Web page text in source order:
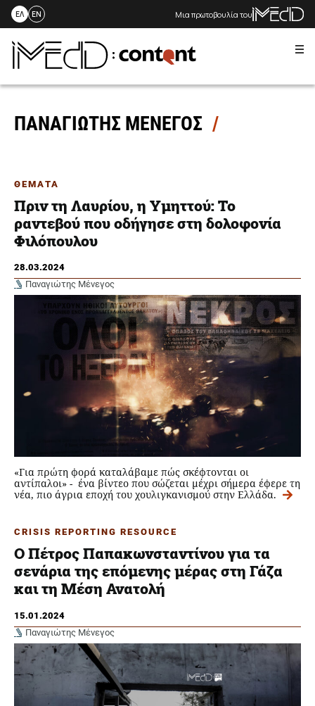
Skip
content
ΕΛ EN Μια πρωτοβουλία του
ΠΑΝΑΓΙΩΤΗΣ ΜΕΝΕΓΟΣ
ΘΕΜΑΤΑ
Πριν τη Λαυρίου, η Υμηττού: Το
ραντεβού που οδήγησε στη δολοφονία
Φιλόπουλου
28.03.2024
Παναγιώτης Μένεγος
«Για πρώτη φορά καταλάβαμε πώς σκέφτονται οι
αντίπαλοι» - ένα βίντεο που σώζεται μέχρι σήμερα έφερε τη
νέα, πιο άγρια εποχή του χουλιγκανισμού στην Ελλάδα.
CRISIS REPORTING RESOURCE
Ο Πέτρος Παπακωνσταντίνου για τα
σενάρια της επόμενης μέρας στη Γάζα
και τη Μέση Ανατολή
15.01.2024
Παναγιώτης Μένεγος